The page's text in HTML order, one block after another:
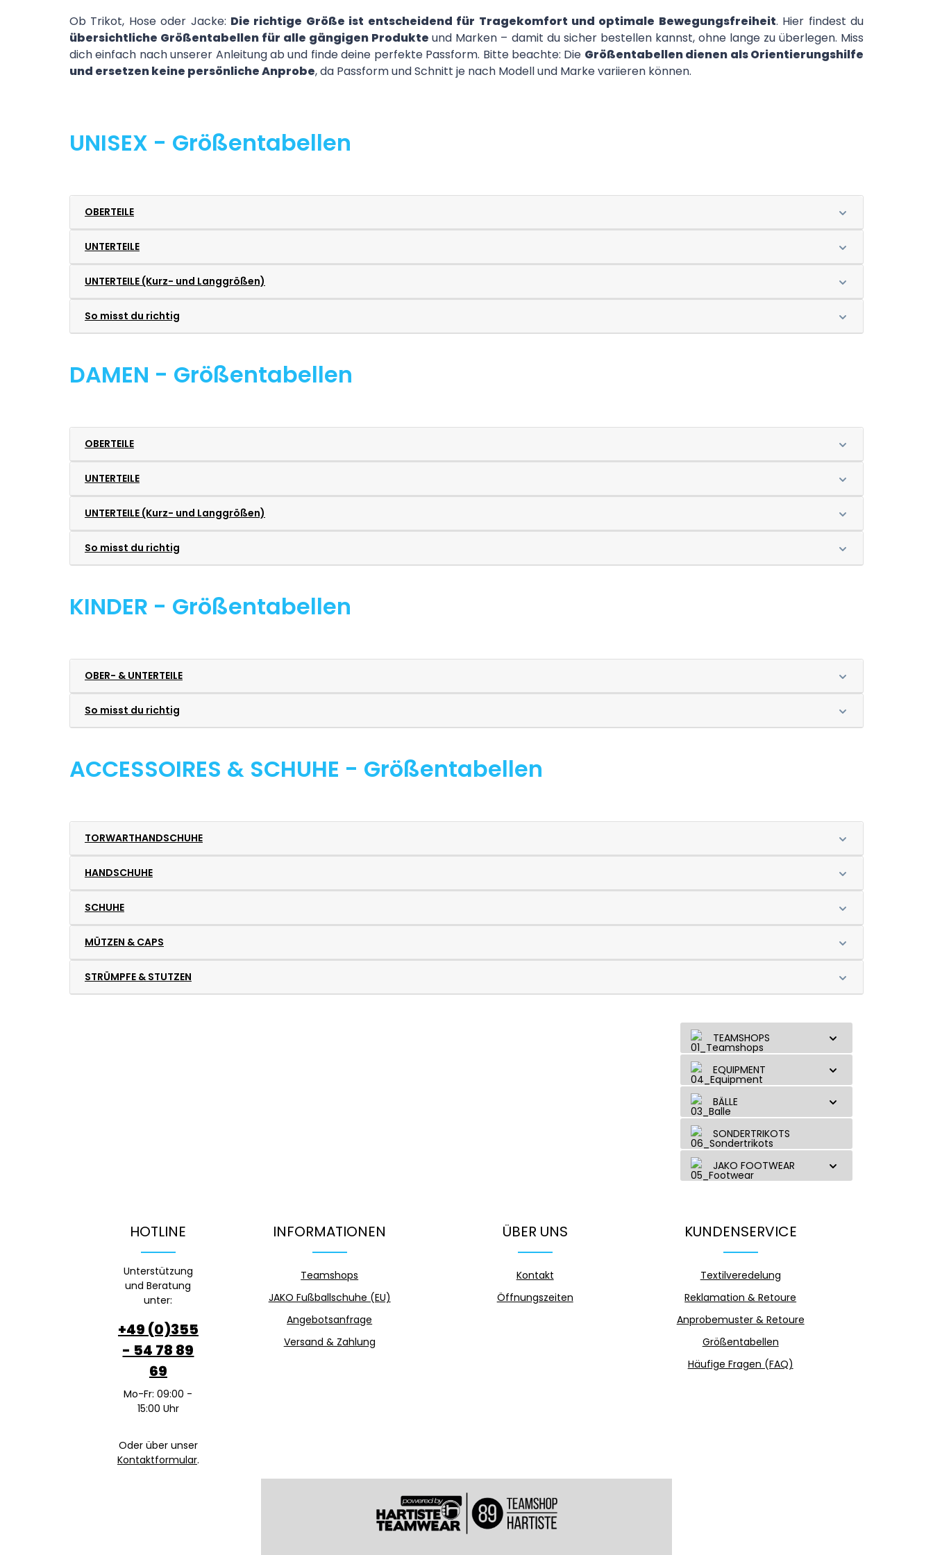
Ob Trikot, Hose oder Jacke: Die richtige Größe ist entscheidend für Tragekomfort und optimale Bewegungsfreiheit. Hier findest du
übersichtliche Größentabellen für alle gängigen Produkteund Marken – damit du sicher bestellen kannst, ohne lange zu überlegen. Miss
dich einfach nach unserer Anleitung ab und finde deine perfekte Passform. Bitte beachte: Die Größentabellen dienen als Orientierungshilfe
und ersetzen keine persönliche Anprobe, da Passform und Schnitt je nach Modell und Marke variieren können.
UNISEX - Größentabellen
OBERTEILE
UNTERTEILE
UNTERTEILE (Kurz- und Langgrößen)
So misst du richtig
DAMEN - Größentabellen
OBERTEILE
UNTERTEILE
UNTERTEILE (Kurz- und Langgrößen)
So misst du richtig
KINDER - Größentabellen
OBER- & UNTERTEILE
So misst du richtig
ACCESSOIRES & SCHUHE - Größentabellen
TORWARTHANDSCHUHE
HANDSCHUHE
SCHUHE
MÜTZEN & CAPS
STRÜMPFE & STUTZEN
TEAMSHOPS
EQUIPMENT
BÄLLE
SONDERTRIKOTS
JAKO FOOTWEAR
HOTLINE
Unterstützung
und Beratung
unter:
+49 (0)355
- 54 78 89
69
Mo-Fr: 09:00 -
15:00 Uhr
Oder über unser
Kontaktformular.
INFORMATIONEN
Teamshops
JAKO Fußballschuhe (EU)
Angebotsanfrage
Versand & Zahlung
ÜBER UNS
Kontakt
Öffnungszeiten
KUNDENSERVICE
Textilveredelung
Reklamation & Retoure
Anprobemuster & Retoure
Größentabellen
Häufige Fragen (FAQ)